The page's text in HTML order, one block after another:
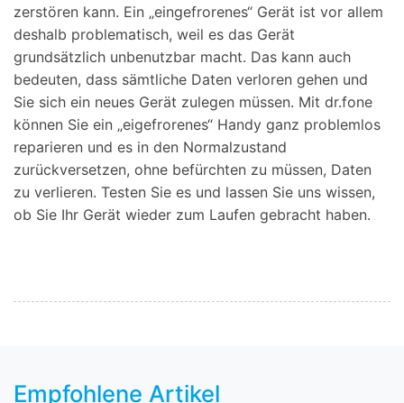
zerstören kann. Ein „eingefrorenes“ Gerät ist vor allem
deshalb problematisch, weil es das Gerät
grundsätzlich unbenutzbar macht. Das kann auch
bedeuten, dass sämtliche Daten verloren gehen und
Sie sich ein neues Gerät zulegen müssen. Mit dr.fone
können Sie ein „eigefrorenes“ Handy ganz problemlos
reparieren und es in den Normalzustand
zurückversetzen, ohne befürchten zu müssen, Daten
zu verlieren. Testen Sie es und lassen Sie uns wissen,
ob Sie Ihr Gerät wieder zum Laufen gebracht haben.
Empfohlene Artikel